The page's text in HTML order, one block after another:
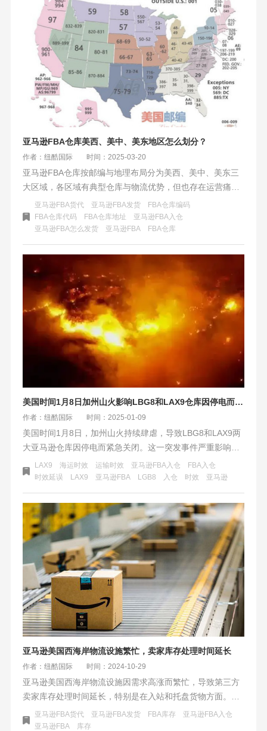
亚马逊FBA仓库美西、美中、美东地区怎么划分？
作者：纽酷国际 时间：2025-03-20
亚马逊FBA仓库按邮编与地理布局分为美西、美中、美东三
大区域，各区域有典型仓库与物流优势，但也存在运营痛
点。基于区域特性，卖家应采用分仓控制、成本优化与动态
调拨策略，结合SKU特性与销售周期，实现供应链全局最
优。
亚马逊FBA货代 亚马逊FBA发货
FBA仓库编码
FBA仓库代码
FBA仓库地址
亚马逊FBA入仓
亚马逊FBA怎么发货
​亚马逊FBA FBA仓库
美国时间1月8日加州山火影响LBG8和LAX9仓库因停电而关闭
作者：纽酷国际 时间：2025-01-09
美国时间1月8日，加州山火持续肆虐，导致LBG8和LAX9两
大亚马逊仓库因停电而紧急关闭。这一突发事件严重影响了
跨境物流派送，特别是亚马逊入仓流程。超过15万人被迫疏
散，仓库关闭进一步加剧了物流时效的延误，预计影响将持
续数天至数周。商家面临库存管理和客户满意度的双重挑
战，急需寻找替代物流方案以应对危机。
LAX9 海运时效 运输时效 亚马逊FBA入仓
FBA入仓
时效延误
LAX9 ​亚马逊FBA LGB8 入仓 时效 亚马逊
亚马逊美国西海岸物流设施繁忙，卖家库存处理时间延长
作者：纽酷国际 时间：2024-10-29
亚马逊美国西海岸物流设施因需求高涨而繁忙，导致第三方
卖家库存处理时间延长，特别是在入站和托盘货物方面。为
缓解压力，亚马逊采取转运货物、延长订单处理时间等措
施，并调整运费政策鼓励分散库存。但物流挑战仍需长期关
亚马逊FBA货代 亚马逊FBA发货 FBA库存
亚马逊FBA入仓
​亚马逊FBA
库存